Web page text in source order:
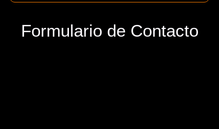
Formulario de Contacto